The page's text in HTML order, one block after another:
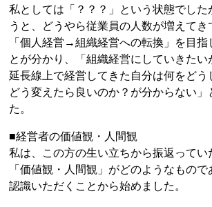
私としては「？？？」という状態でした
うと、どうやら従業員の人数が増えてき
「個人経営→組織経営への転換」を目指
とが分かり、「組織経営にしていきた
延長線上で経営してきた自分は何をどう
どう変えたら良いのか？が分からない」
た。
■経営者の価値観・人間観
私は、この方の生い立ちから振返ってい
「価値観・人間観」がどのようなもの
認識いただくことから始めました。